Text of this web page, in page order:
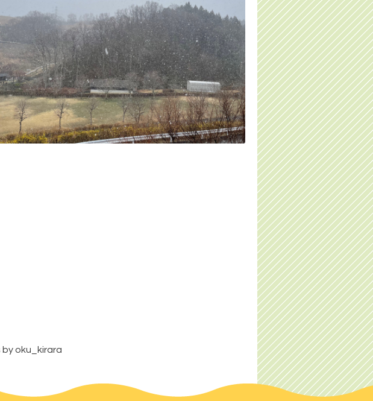
oku_kirara